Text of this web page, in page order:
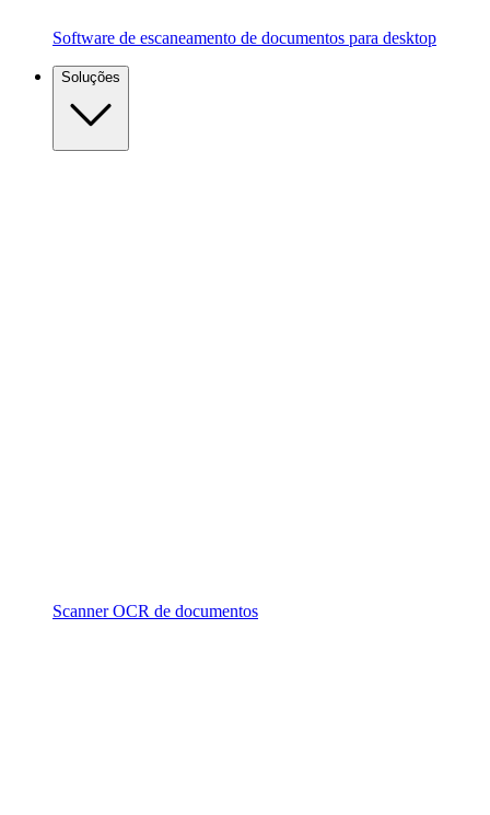
Software de escaneamento de documentos para desktop
Soluções
Scanner OCR de documentos